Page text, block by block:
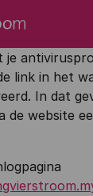
je
link in het
In dat
de website